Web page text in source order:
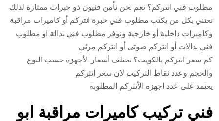
مطلوب فني انتركم؟ نعم نحن نأمن فنيون ذو خبرات ممتازة لذلك
نعتني بكل من يكتب مطلوب فني خبرة انتركم أو كاميرات مراقبة
وكاميرات داخلية أو خارجية ونوفر مطلوب فني بدالة او مطلوب
فني بدالات أو انتركم صوتى أو انتركم مرئي
كم سعر انتركم بالكويت؟ تختلف أسعار الأجهزة حسب النوع
والحجم وعدد نقاط التركيب لان سعر انتركم
يعتمد على عدد اجهزه الأنتركم المطلوبة
فني تركيب كاميرات مراقبة ابو